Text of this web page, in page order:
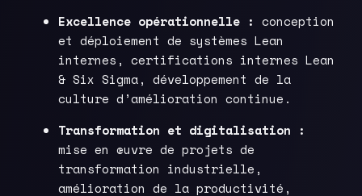
Excellence opérationnelle : conception
et déploiement de systèmes Lean
internes, certifications internes Lean
& Six Sigma, développement de la
culture d’amélioration continue.
Transformation et digitalisation :
mise en œuvre de projets de
transformation industrielle,
amélioration de la productivité,